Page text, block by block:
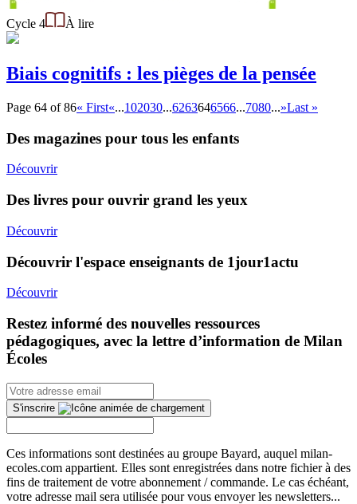
Cycle 4 À lire
Biais cognitifs : les pièges de la pensée
Page 64 of 86« First«...102030...6263646566...7080...»Last »
Des magazines pour tous les enfants
Découvrir
Des livres pour ouvrir grand les yeux
Découvrir
Découvrir l'espace enseignants de 1jour1actu
Découvrir
Restez informé des nouvelles ressources
pédagogiques, avec la lettre d’information de Milan
Écoles
S'inscrire
Ces informations sont destinées au groupe Bayard, auquel milan-
ecoles.com appartient. Elles sont enregistrées dans notre fichier à des
fins de traitement de votre abonnement / commande. Le cas échéant,
votre adresse mail sera utilisée pour vous envoyer les newsletters...